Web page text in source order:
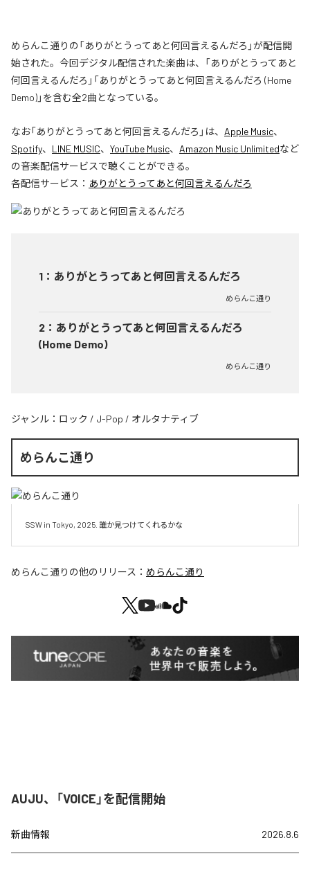
めらんこ通りの「ありがとうってあと何回言えるんだろ」が配信開
始された。今回デジタル配信された楽曲は、「ありがとうってあと
何回言えるんだろ」「ありがとうってあと何回言えるんだろ (Home
Demo)」を含む全2曲となっている。
なお「ありがとうってあと何回言えるんだろ 」は、 Apple Music、
Spotify、 LINE MUSIC、 YouTube Music、 Amazon Music Unlimitedなど
の音楽配信サービスで聴くことができる。
各配信サービス： ありがとうってあと何回言えるんだろ
1 ： ありがとうってあと何回言えるんだろ
めらんこ通り
2 ： ありがとうってあと何回言えるんだろ
(Home Demo)
めらんこ通り
ジャンル： ロック / J-Pop / オルタナティブ
めらんこ通り
SSW in Tokyo, 2025. 誰か見つけてくれるかな
めらんこ通り の他のリリース： めらんこ通り
AUJU、「VOICE」を配信開始
新曲情報 2026.8.6